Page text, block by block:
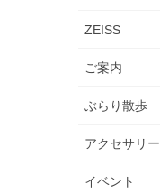
ZEISS
ご案内
ぶらり散歩
アクセサリー
イベント